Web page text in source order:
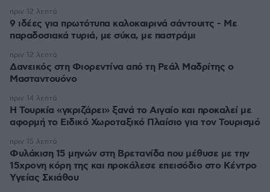
9 ιδέες για πρωτότυπα καλοκαιρινά σάντουιτς - Με
παραδοσιακά τυριά, με σύκα, με παστράμι
πριν 12 λεπτά
Δανεικός στη Φιορεντίνα από τη Ρεάλ Μαδρίτης ο
Μασταντουόνο
πριν 12 λεπτά
Η Τουρκία «γκριζάρει» ξανά το Αιγαίο και προκαλεί με
αφορμή το Ειδικό Χωροταξικό Πλαίσιο για τον Τουρισμό
πριν 14 λεπτά
Φυλάκιση 15 μηνών στη Βρετανίδα που μέθυσε με την
15χρονη κόρη της και προκάλεσε επεισόδιο στο Κέντρο
Υγείας Σκιάθου
πριν 15 λεπτά